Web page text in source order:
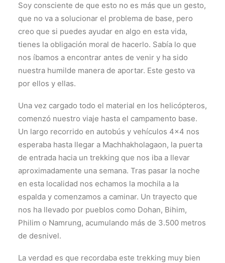
Soy consciente de que esto no es más que un gesto,
que no va a solucionar el problema de base, pero
creo que si puedes ayudar en algo en esta vida,
tienes la obligación moral de hacerlo. Sabía lo que
nos íbamos a encontrar antes de venir y ha sido
nuestra humilde manera de aportar. Este gesto va
por ellos y ellas.
Una vez cargado todo el material en los helicópteros,
comenzó nuestro viaje hasta el campamento base.
Un largo recorrido en autobús y vehículos 4×4 nos
esperaba hasta llegar a Machhakholagaon, la puerta
de entrada hacia un trekking que nos iba a llevar
aproximadamente una semana. Tras pasar la noche
en esta localidad nos echamos la mochila a la
espalda y comenzamos a caminar. Un trayecto que
nos ha llevado por pueblos como Dohan, Bihim,
Philim o Namrung, acumulando más de 3.500 metros
de desnivel.
La verdad es que recordaba este trekking muy bien